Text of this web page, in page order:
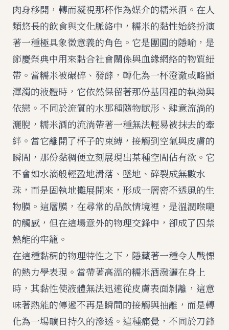
肉身移開，轉而凝視那杯作為媒介的糯米酒。在人
類悠長的飲食與文化脈絡中，糯米的黏性始終扮演
著一種極具象徵意義的角色。它是團圓的隱喻，是
節慶祭典中用來黏合社會關係與血緣網絡的物質紐
帶。當糯米被碾碎、發酵，轉化為一杯澄澈或略顯
渾濁的液體時，它依然保留著那份基因裡的執拗與
依戀。不同於流質的水那種隨物賦形、肆意流淌的
灑脫，糯米酒的流淌帶著一種無法輕易被抹去的牽
絆。當它離開了杯子的束縛，接觸到空氣與皮膚的
瞬間，那份黏稠便立刻展現出某種空間佔有欲。它
不會如水滴般輕盈地滑落、墜地、碎裂成無數水
珠，而是固執地攤展開來，形成一層密不透風的生
物膜。這層膜，在尋常的品飲情境裡，是溫潤喉嚨
的觸感，但在這場意外的物理交鋒中，卻成了囚禁
熱能的牢籠。
在這種黏稠的物理特性之下，隱藏著一種令人戰慄
的熱力學表現。當帶著高溫的糯米酒潑灑在身上
時，其黏性使液體無法迅速從皮膚表面剝離，這意
味著熱能的傳遞不再是瞬間的接觸與抽離，而是轉
化為一場曠日持久的滲透。這種痛覺，不同於刀鋒